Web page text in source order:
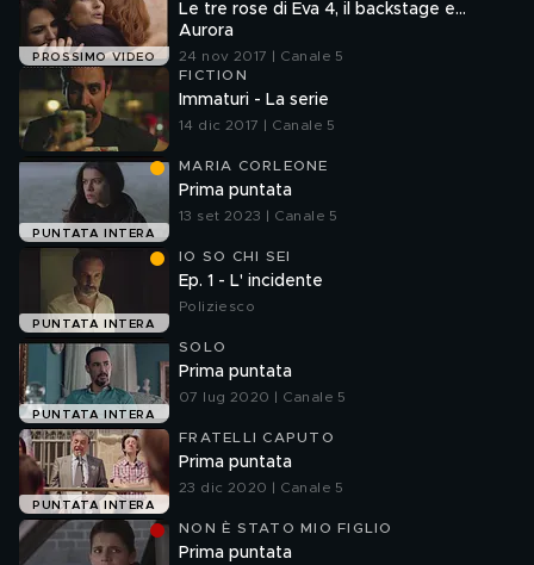
PROSSIMO VIDEO
Le tre rose di Eva 4, il backstage e...
Aurora
24 nov 2017 | Canale 5
FICTION
Immaturi - La serie
14 dic 2017 | Canale 5
PUNTATA INTERA
MARIA CORLEONE
Prima puntata
13 set 2023 | Canale 5
PUNTATA INTERA
IO SO CHI SEI
Ep. 1 - L' incidente
Poliziesco
PUNTATA INTERA
SOLO
Prima puntata
07 lug 2020 | Canale 5
PUNTATA INTERA
FRATELLI CAPUTO
Prima puntata
23 dic 2020 | Canale 5
NON È STATO MIO FIGLIO
Prima puntata